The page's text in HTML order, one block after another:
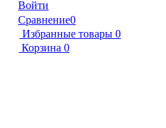
Войти
Сравнение0
Избранные товары 0
Корзина 0